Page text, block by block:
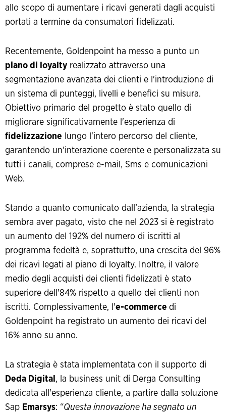
allo scopo di aumentare i ricavi generati dagli acquisti
portati a termine da consumatori fidelizzati.
Recentemente, Goldenpoint ha messo a punto un
piano di loyalty realizzato attraverso una
segmentazione avanzata dei clienti e l'introduzione di
un sistema di punteggi, livelli e benefici su misura.
Obiettivo primario del progetto è stato quello di
migliorare significativamente l'esperienza di
fidelizzazione lungo l'intero percorso del cliente,
garantendo un'interazione coerente e personalizzata su
tutti i canali, comprese e-mail, Sms e comunicazioni
Web.
Stando a quanto comunicato dall’azienda, la strategia
sembra aver pagato, visto che nel 2023 si è registrato
un aumento del 192% del numero di iscritti al
programma fedeltà e, soprattutto, una crescita del 96%
dei ricavi legati al piano di loyalty. Inoltre, il valore
medio degli acquisti dei clienti fidelizzati è stato
superiore dell'84% rispetto a quello dei clienti non
iscritti. Complessivamente, l'e-commerce di
Goldenpoint ha registrato un aumento dei ricavi del
16% anno su anno.
La strategia è stata implementata con il supporto di
Deda Digital , la business unit di Derga Consulting
dedicata all'esperienza cliente, a partire dalla soluzione
Sap Emarsys: “Questa innovazione ha segnato un